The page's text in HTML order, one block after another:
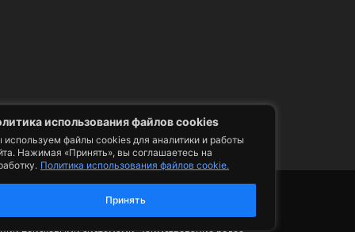
использования файлов cookies
файлы cookies для аналитики и работы
Нажимая «Принять», вы соглашаетесь на
Политика использования файлов cookie.
Принять
видео, телепрограммы и телепередачи -
цитирование авторского
размещением гиперссылки на страницу